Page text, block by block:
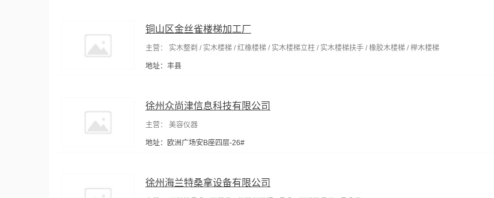
铜山区金丝雀楼梯加工厂
主营： 实木整剃 / 实木楼梯 / 红橡楼梯 / 实木楼梯立柱 / 实木楼梯扶手 / 橡胶木楼梯 / 榉木楼梯
地址：丰县
徐州众尚津信息科技有限公司
主营： 美容仪器
地址：欧洲广场安B座四层-26#
徐州海兰特桑拿设备有限公司